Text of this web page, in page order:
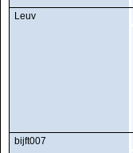
Leuv
bijft007